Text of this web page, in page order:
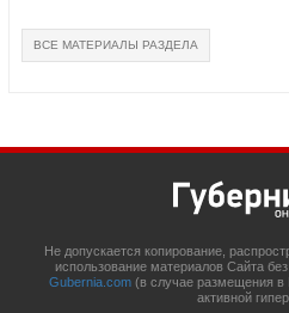
ВСЕ МАТЕРИАЛЫ РАЗДЕЛА
Не допускается копирование,
использование материалов Сайта
Gubernia.com (в случае размещения в
активной